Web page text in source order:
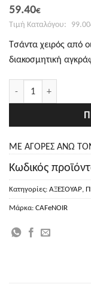
99.00
Original
price
was:
99.00€.
59.40€
Η
τρέχουσα
τιμή
είναι:
59.40€.
Τσάντα χειρός από
διακοσμητική
ΜΕ ΑΓΟΡΕΣ ΑΝΩ
Κωδικός
Κατηγορίες: ΑΞΕΣΟΥΑΡ,
Μάρκα: CAFeNOIR